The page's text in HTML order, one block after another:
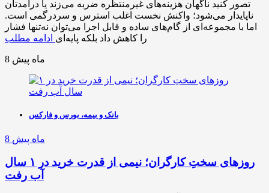
تصور کنید ناگهان هزینه‌های غیرمنتظره ضربه می‌زند یا درآمدتان
ناپایدار می‌شود؛ واکنش نخست اغلب استرس و سردرگمی است.
اما با مجموعه‌ای از گام‌های ساده و قابل اجرا می‌توان نه‌تنها فشار
را کاهش داد بلکه پایه‌ای ادامه مطلب
8 ماه پیش
بانک و بیمه، بورس و فارکس
8 ماه پیش
روزهای سختِ کارگران؛ نیمی از قدرت خرید در ۱ سال
آب رفت